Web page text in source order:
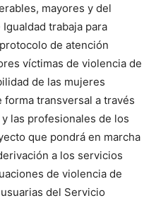
mayores y del
trabaja para
de atención
víctimas de violencia de
de las mujeres
transversal a través
las profesionales de los
que pondrá en marcha
a los servicios
de violencia de
del Servicio